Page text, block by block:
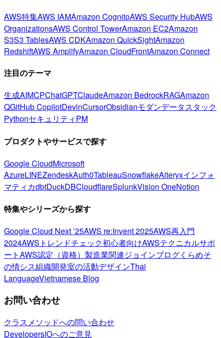
AWS特集AWS IAMAmazon CognitoAWS Security HubAWS
OrganizationsAWS Control TowerAmazon EC2Amazon
S3S3 TablesAWS CDKAmazon QuickSightAmazon
RedshiftAWS AmplifyAmazon CloudFrontAmazon Connect
注目のテーマ
生成AIMCPChatGPTClaudeAmazon BedrockRAGAmazon
QGitHub CopilotDevinCursorObsidianモダンデータスタック
PythonセキュリティPM
プロダクトやサービスで探す
Google CloudMicrosoft
AzureLINEZendeskAuth0TableauSnowflakeAlteryxインフォ
マティカdbtDuckDBCloudflareSplunkVision OneNotion
特集やシリーズから探す
Google Cloud Next ’25AWS re:Invent 2025AWS再入門
2024AWSトレンドチェック初心者向けAWSテクニカルサポ
ートAWS認定（資格） 製造業関連ジョインブログくらめそ
の情シス組織開発室の活動デザインThai
LanguageVietnamese Blog
お問い合わせ
クラスメソッドへの問い合わせ
DevelopersIOへのご意見